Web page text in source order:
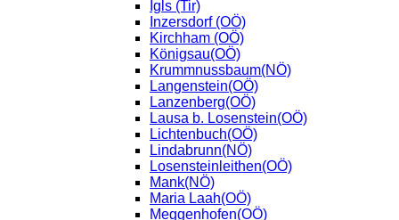
Igls (Tir)
Inzersdorf (OÖ)
Kirchham (OÖ)
Königsau(OÖ)
Krummnussbaum(NÖ)
Langenstein(OÖ)
Lanzenberg(OÖ)
Lausa b. Losenstein(OÖ)
Lichtenbuch(OÖ)
Lindabrunn(NÖ)
Losensteinleithen(OÖ)
Mank(NÖ)
Maria Laah(OÖ)
Meggenhofen(OÖ)